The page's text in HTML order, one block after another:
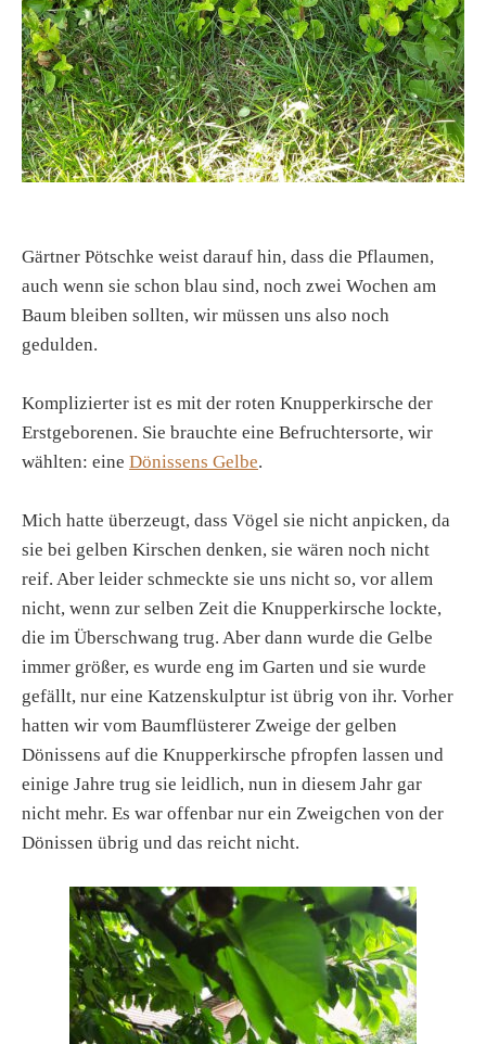
Gärtner Pötschke weist darauf hin, dass die Pflaumen,
auch wenn sie schon blau sind, noch zwei Wochen am
Baum bleiben sollten, wir müssen uns also noch
gedulden.
Komplizierter ist es mit der roten Knupperkirsche der
Erstgeborenen. Sie brauchte eine Befruchtersorte, wir
wählten: eine Dönissens Gelbe.
Mich hatte überzeugt, dass Vögel sie nicht anpicken, da
sie bei gelben Kirschen denken, sie wären noch nicht
reif. Aber leider schmeckte sie uns nicht so, vor allem
nicht, wenn zur selben Zeit die Knupperkirsche lockte,
die im Überschwang trug. Aber dann wurde die Gelbe
immer größer, es wurde eng im Garten und sie wurde
gefällt, nur eine Katzenskulptur ist übrig von ihr. Vorher
hatten wir vom Baumflüsterer Zweige der gelben
Dönissens auf die Knupperkirsche pfropfen lassen und
einige Jahre trug sie leidlich, nun in diesem Jahr gar
nicht mehr. Es war offenbar nur ein Zweigchen von der
Dönissen übrig und das reicht nicht.